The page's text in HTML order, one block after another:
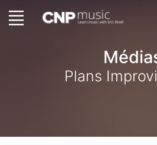
Plans